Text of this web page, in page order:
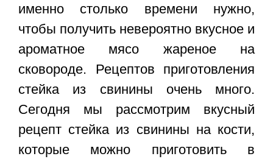
именно столько времени нужно,
чтобы получить невероятно вкусное и
ароматное мясо жареное на
сковороде. Рецептов приготовления
стейка из свинины очень много.
Сегодня мы рассмотрим вкусный
рецепт стейка из свинины на кости,
которые можно приготовить в